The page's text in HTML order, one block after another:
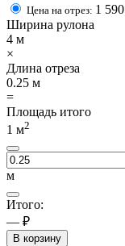
Цена на отрез: 1 590
Ширина рулона
4 м
×
Длина отреза
0.25 м
=
Площадь итого
1 м2
м
Итого:
— ₽
В корзину